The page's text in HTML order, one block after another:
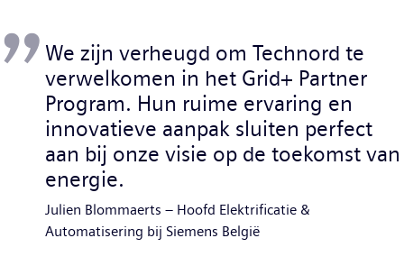
We zijn verheugd om Technord te
verwelkomen in het Grid+ Partner
Program. Hun ruime ervaring en
innovatieve aanpak sluiten perfect
aan bij onze visie op de toekomst van
energie.
Julien Blommaerts – Hoofd Elektrificatie &
Automatisering bij Siemens België